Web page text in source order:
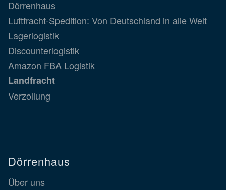
Dörrenhaus
Luftfracht-Spedition: Von Deutschland in alle Welt
Lagerlogistik
Discounterlogistik
Amazon FBA Logistik
Landfracht
Verzollung
Dörrenhaus
Über uns